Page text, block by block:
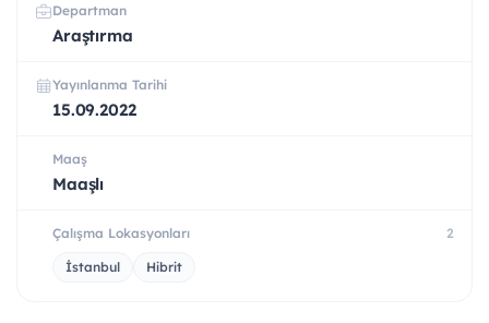
Departman
Araştırma
Yayınlanma Tarihi
15.09.2022
Maaş
Maaşlı
Çalışma Lokasyonları 2
İstanbul Hibrit